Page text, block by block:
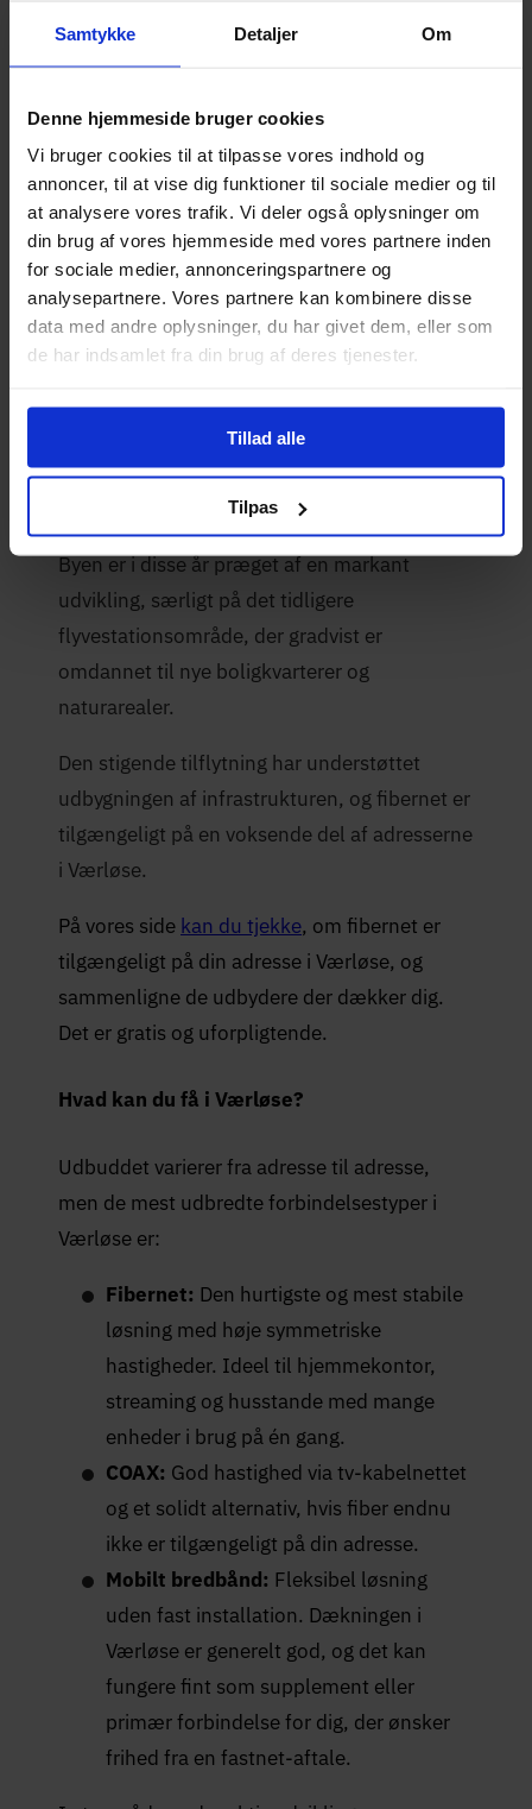
Samtykke Detaljer Om
Denne hjemmeside bruger cookies
Vi bruger cookies til at tilpasse vores indhold og
annoncer, til at vise dig funktioner til sociale medier og til
at analysere vores trafik. Vi deler også oplysninger om
din brug af vores hjemmeside med vores partnere inden
for sociale medier, annonceringspartnere og
analysepartnere. Vores partnere kan kombinere disse
data med andre oplysninger, du har givet dem, eller som
de har indsamlet fra din brug af deres tjenester.
Tillad alle
Tilpas
overblik over dine internet muligheder. Vi
rangerer de forskellige internet pakker
priser og vores kommission. Vi bliver
kompenseret for at sende kunder til
vores samarbejdspartnere. Læs mere
her
Skrevet af
Mikkel Winther
Opdateret:
28-05-2026
Fibernet i Værløse
omgivelser og nem adgang til København.
Byen er i disse år præget af en markant
udvikling, særligt på det tidligere
flyvestationsområde, der gradvist er
omdannet til nye boligkvarterer og
naturarealer.
Den stigende tilflytning har understøttet
udbygningen af infrastrukturen, og fibernet er
tilgængeligt på en voksende del af adresserne
i Værløse.
På vores side kan du tjekke, om fibernet er
tilgængeligt på din adresse i Værløse, og
sammenligne de udbydere der dækker dig.
Det er gratis og uforpligtende.
Hvad kan du få i Værløse?
Udbuddet varierer fra adresse til adresse,
men de mest udbredte forbindelsestyper i
Værløse er:
Fibernet: Den hurtigste og mest stabile
løsning med høje symmetriske
hastigheder. Ideel til hjemmekontor,
streaming og husstande med mange
enheder i brug på én gang.
COAX: God hastighed via tv-kabelnettet
og et solidt alternativ, hvis fiber endnu
ikke er tilgængeligt på din adresse.
Mobilt bredbånd: Fleksibel løsning
uden fast installation. Dækningen i
Værløse er generelt god, og det kan
fungere fint som supplement eller
primær forbindelse for dig, der ønsker
frihed fra en fastnet-aftale.